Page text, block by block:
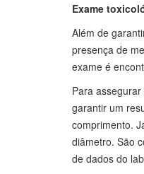
Exame
Além de
presença de
exame é
Para
garantir um
comprimento.
diâmetro. São
de dados do